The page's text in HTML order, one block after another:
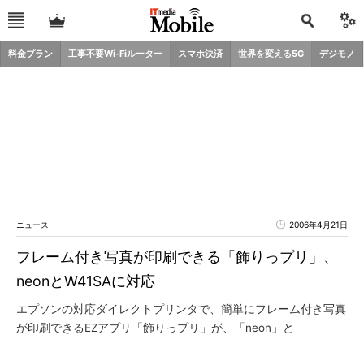
料金プラン 工事不要Wi-Fiルーター スマホ決済 世界を変える5G デジモノ
ニュース 2006年4月21日
フレーム付き写真が印刷できる「飾りっプリ」、
neonとW41SAに対応
エプソンの対応ダイレクトプリンタで、簡単にフレーム付き写真
が印刷できるEZアプリ「飾りっプリ」が、「neon」と